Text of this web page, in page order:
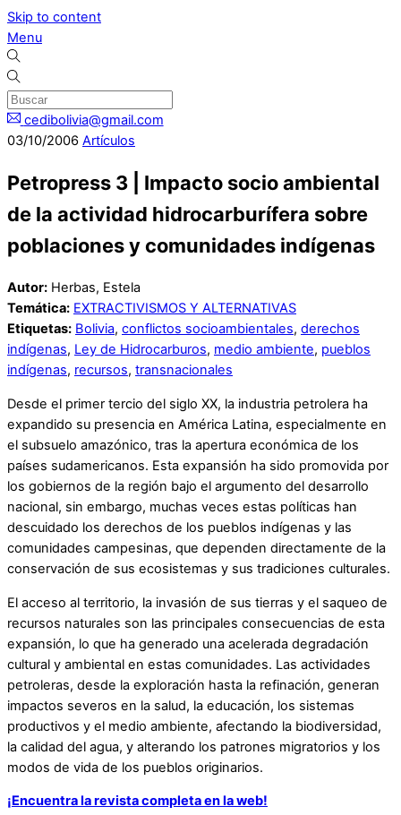
Skip to content
Menu
cedibolivia@gmail.com
03/10/2006 Artículos
Petropress 3 | Impacto socio ambiental
de la actividad hidrocarburífera sobre
poblaciones y comunidades indígenas
Autor: Herbas, Estela
Temática: EXTRACTIVISMOS Y ALTERNATIVAS
Etiquetas: Bolivia, conflictos socioambientales, derechos
indígenas, Ley de Hidrocarburos, medio ambiente, pueblos
indígenas, recursos, transnacionales
Desde el primer tercio del siglo XX, la industria petrolera ha
expandido su presencia en América Latina, especialmente en
el subsuelo amazónico, tras la apertura económica de los
países sudamericanos. Esta expansión ha sido promovida por
los gobiernos de la región bajo el argumento del desarrollo
nacional, sin embargo, muchas veces estas políticas han
descuidado los derechos de los pueblos indígenas y las
comunidades campesinas, que dependen directamente de la
conservación de sus ecosistemas y sus tradiciones culturales.
El acceso al territorio, la invasión de sus tierras y el saqueo de
recursos naturales son las principales consecuencias de esta
expansión, lo que ha generado una acelerada degradación
cultural y ambiental en estas comunidades. Las actividades
petroleras, desde la exploración hasta la refinación, generan
impactos severos en la salud, la educación, los sistemas
productivos y el medio ambiente, afectando la biodiversidad,
la calidad del agua, y alterando los patrones migratorios y los
modos de vida de los pueblos originarios.
¡Encuentra la revista completa en la web!